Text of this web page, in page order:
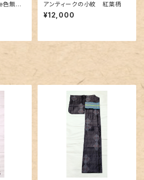
無地
アンティークの小紋 紅葉柄
¥12,000